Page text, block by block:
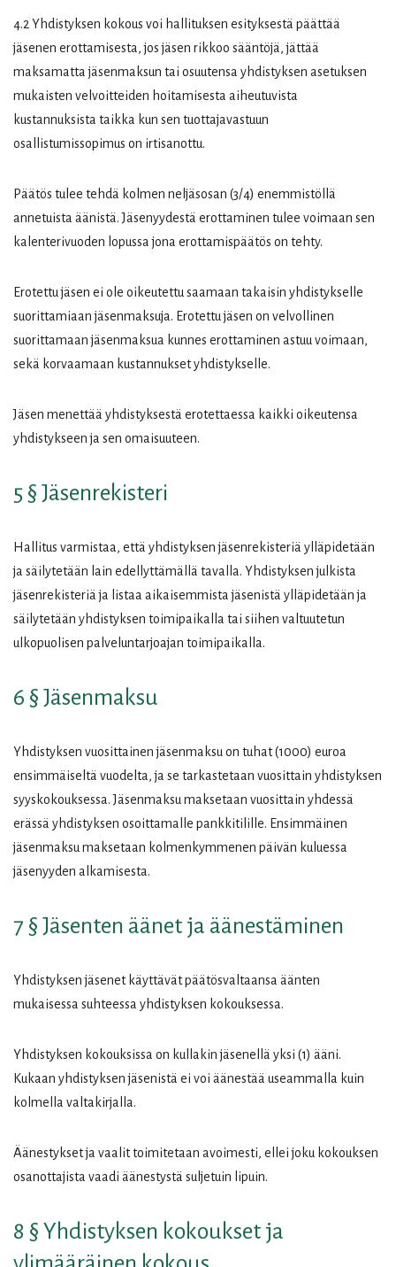
4.2 Yhdistyksen kokous voi hallituksen esityksestä päättää
jäsenen erottamisesta, jos jäsen rikkoo sääntöjä, jättää
maksamatta jäsenmaksun tai osuutensa yhdistyksen asetuksen
mukaisten velvoitteiden hoitamisesta aiheutuvista
kustannuksista taikka kun sen tuottajavastuun
osallistumissopimus on irtisanottu.
Päätös tulee tehdä kolmen neljäsosan (3/4) enemmistöllä
annetuista äänistä. Jäsenyydestä erottaminen tulee voimaan sen
kalenterivuoden lopussa jona erottamispäätös on tehty.
Erotettu jäsen ei ole oikeutettu saamaan takaisin yhdistykselle
suorittamiaan jäsenmaksuja. Erotettu jäsen on velvollinen
suorittamaan jäsenmaksua kunnes erottaminen astuu voimaan,
sekä korvaamaan kustannukset yhdistykselle.
Jäsen menettää yhdistyksestä erotettaessa kaikki oikeutensa
yhdistykseen ja sen omaisuuteen.
5 § Jäsenrekisteri
Hallitus varmistaa, että yhdistyksen jäsenrekisteriä ylläpidetään
ja säilytetään lain edellyttämällä tavalla. Yhdistyksen julkista
jäsenrekisteriä ja listaa aikaisemmista jäsenistä ylläpidetään ja
säilytetään yhdistyksen toimipaikalla tai siihen valtuutetun
ulkopuolisen palveluntarjoajan toimipaikalla.
6 § Jäsenmaksu
Yhdistyksen vuosittainen jäsenmaksu on tuhat (1000) euroa
ensimmäiseltä vuodelta, ja se tarkastetaan vuosittain yhdistyksen
syyskokouksessa. Jäsenmaksu maksetaan vuosittain yhdessä
erässä yhdistyksen osoittamalle pankkitilille. Ensimmäinen
jäsenmaksu maksetaan kolmenkymmenen päivän kuluessa
jäsenyyden alkamisesta.
7 § Jäsenten äänet ja äänestäminen
Yhdistyksen jäsenet käyttävät päätösvaltaansa äänten
mukaisessa suhteessa yhdistyksen kokouksessa.
Yhdistyksen kokouksissa on kullakin jäsenellä yksi (1) ääni.
Kukaan yhdistyksen jäsenistä ei voi äänestää useammalla kuin
kolmella valtakirjalla.
Äänestykset ja vaalit toimitetaan avoimesti, ellei joku kokouksen
osanottajista vaadi äänestystä suljetuin lipuin.
8 § Yhdistyksen kokoukset ja